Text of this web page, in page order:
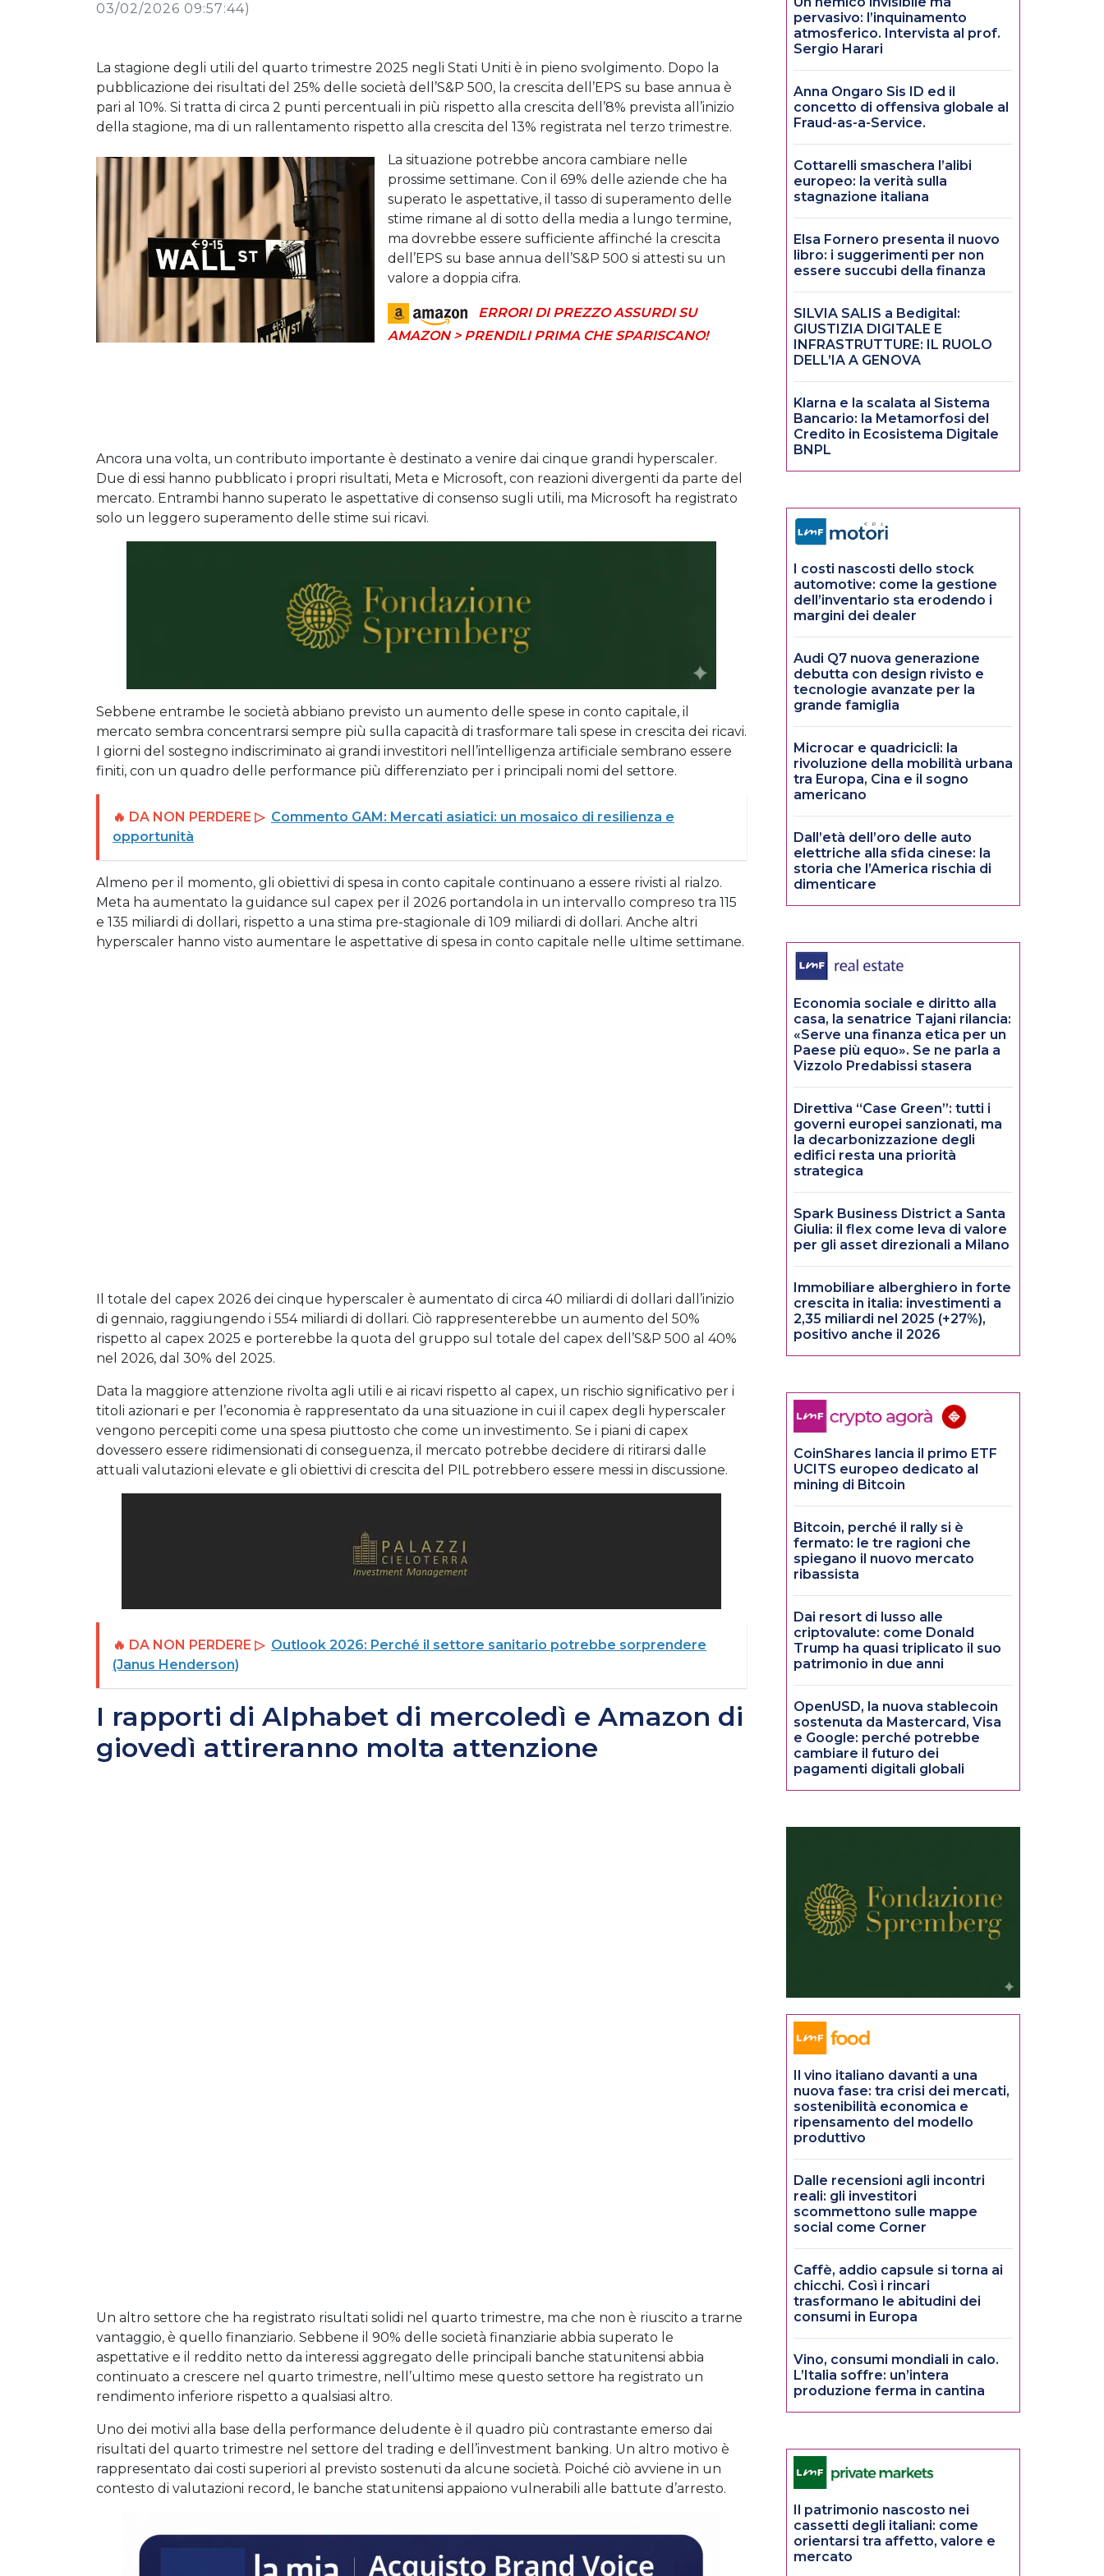
03/02/2026 09:57:44)
La stagione degli utili del quarto trimestre 2025 negli Stati Uniti è in pieno svolgimento. Dopo la
pubblicazione dei risultati del 25% delle società dell’S&P 500, la crescita dell’EPS su base annua è
pari al 10%. Si tratta di circa 2 punti percentuali in più rispetto alla crescita dell’8% prevista all’inizio
della stagione, ma di un rallentamento rispetto alla crescita del 13% registrata nel terzo trimestre.
La situazione potrebbe ancora cambiare nelle
prossime settimane. Con il 69% delle aziende che ha
superato le aspettative, il tasso di superamento delle
stime rimane al di sotto della media a lungo termine,
ma dovrebbe essere sufficiente affinché la crescita
dell’EPS su base annua dell’S&P 500 si attesti su un
valore a doppia cifra.
ERRORI DI PREZZO ASSURDI SU
AMAZON > PRENDILI PRIMA CHE SPARISCANO!
Ancora una volta, un contributo importante è destinato a venire dai cinque grandi hyperscaler.
Due di essi hanno pubblicato i propri risultati, Meta e Microsoft, con reazioni divergenti da parte del
mercato. Entrambi hanno superato le aspettative di consenso sugli utili, ma Microsoft ha registrato
solo un leggero superamento delle stime sui ricavi.
Sebbene entrambe le società abbiano previsto un aumento delle spese in conto capitale, il
mercato sembra concentrarsi sempre più sulla capacità di trasformare tali spese in crescita dei ricavi.
I giorni del sostegno indiscriminato ai grandi investitori nell’intelligenza artificiale sembrano essere
finiti, con un quadro delle performance più differenziato per i principali nomi del settore.
🔥 DA NON PERDERE ▷ Commento GAM: Mercati asiatici: un mosaico di resilienza e
opportunità
Almeno per il momento, gli obiettivi di spesa in conto capitale continuano a essere rivisti al rialzo.
Meta ha aumentato la guidance sul capex per il 2026 portandola in un intervallo compreso tra 115
e 135 miliardi di dollari, rispetto a una stima pre-stagionale di 109 miliardi di dollari. Anche altri
hyperscaler hanno visto aumentare le aspettative di spesa in conto capitale nelle ultime settimane.
Il totale del capex 2026 dei cinque hyperscaler è aumentato di circa 40 miliardi di dollari dall’inizio
di gennaio, raggiungendo i 554 miliardi di dollari. Ciò rappresenterebbe un aumento del 50%
rispetto al capex 2025 e porterebbe la quota del gruppo sul totale del capex dell’S&P 500 al 40%
nel 2026, dal 30% del 2025.
Data la maggiore attenzione rivolta agli utili e ai ricavi rispetto al capex, un rischio significativo per i
titoli azionari e per l’economia è rappresentato da una situazione in cui il capex degli hyperscaler
vengono percepiti come una spesa piuttosto che come un investimento. Se i piani di capex
dovessero essere ridimensionati di conseguenza, il mercato potrebbe decidere di ritirarsi dalle
attuali valutazioni elevate e gli obiettivi di crescita del PIL potrebbero essere messi in discussione.
🔥 DA NON PERDERE ▷ Outlook 2026: Perché il settore sanitario potrebbe sorprendere
(Janus Henderson)
I rapporti di Alphabet di mercoledì e Amazon di
giovedì attireranno molta attenzione
Un altro settore che ha registrato risultati solidi nel quarto trimestre, ma che non è riuscito a trarne
vantaggio, è quello finanziario. Sebbene il 90% delle società finanziarie abbia superato le
aspettative e il reddito netto da interessi aggregato delle principali banche statunitensi abbia
continuato a crescere nel quarto trimestre, nell’ultimo mese questo settore ha registrato un
rendimento inferiore rispetto a qualsiasi altro.
Uno dei motivi alla base della performance deludente è il quadro più contrastante emerso dai
risultati del quarto trimestre nel settore del trading e dell’investment banking. Un altro motivo è
rappresentato dai costi superiori al previsto sostenuti da alcune società. Poiché ciò avviene in un
contesto di valutazioni record, le banche statunitensi appaiono vulnerabili alle battute d’arresto.
pervasivo: l’inquinamento
atmosferico. Intervista al prof.
Sergio Harari
Anna Ongaro Sis ID ed il
concetto di offensiva globale al
Fraud-as-a-Service.
Cottarelli smaschera l’alibi
europeo: la verità sulla
stagnazione italiana
Elsa Fornero presenta il nuovo
libro: i suggerimenti per non
essere succubi della finanza
SILVIA SALIS a Bedigital:
GIUSTIZIA DIGITALE E
INFRASTRUTTURE: IL RUOLO
DELL’IA A GENOVA
Klarna e la scalata al Sistema
Bancario: la Metamorfosi del
Credito in Ecosistema Digitale
BNPL
I costi nascosti dello stock
automotive: come la gestione
dell’inventario sta erodendo i
margini dei dealer
Audi Q7 nuova generazione
debutta con design rivisto e
tecnologie avanzate per la
grande famiglia
Microcar e quadricicli: la
rivoluzione della mobilità urbana
tra Europa, Cina e il sogno
americano
Dall’età dell’oro delle auto
elettriche alla sfida cinese: la
storia che l’America rischia di
dimenticare
Economia sociale e diritto alla
casa, la senatrice Tajani rilancia:
«Serve una finanza etica per un
Paese più equo». Se ne parla a
Vizzolo Predabissi stasera
Direttiva “Case Green”: tutti i
governi europei sanzionati, ma
la decarbonizzazione degli
edifici resta una priorità
strategica
Spark Business District a Santa
Giulia: il flex come leva di valore
per gli asset direzionali a Milano
Immobiliare alberghiero in forte
crescita in italia: investimenti a
2,35 miliardi nel 2025 (+27%),
positivo anche il 2026
CoinShares lancia il primo ETF
UCITS europeo dedicato al
mining di Bitcoin
Bitcoin, perché il rally si è
fermato: le tre ragioni che
spiegano il nuovo mercato
ribassista
Dai resort di lusso alle
criptovalute: come Donald
Trump ha quasi triplicato il suo
patrimonio in due anni
OpenUSD, la nuova stablecoin
sostenuta da Mastercard, Visa
e Google: perché potrebbe
cambiare il futuro dei
pagamenti digitali globali
Il vino italiano davanti a una
nuova fase: tra crisi dei mercati,
sostenibilità economica e
ripensamento del modello
produttivo
Dalle recensioni agli incontri
reali: gli investitori
scommettono sulle mappe
social come Corner
Caffè, addio capsule si torna ai
chicchi. Così i rincari
trasformano le abitudini dei
consumi in Europa
Vino, consumi mondiali in calo.
L’Italia soffre: un’intera
produzione ferma in cantina
Il patrimonio nascosto nei
cassetti degli italiani: come
orientarsi tra affetto, valore e
mercato